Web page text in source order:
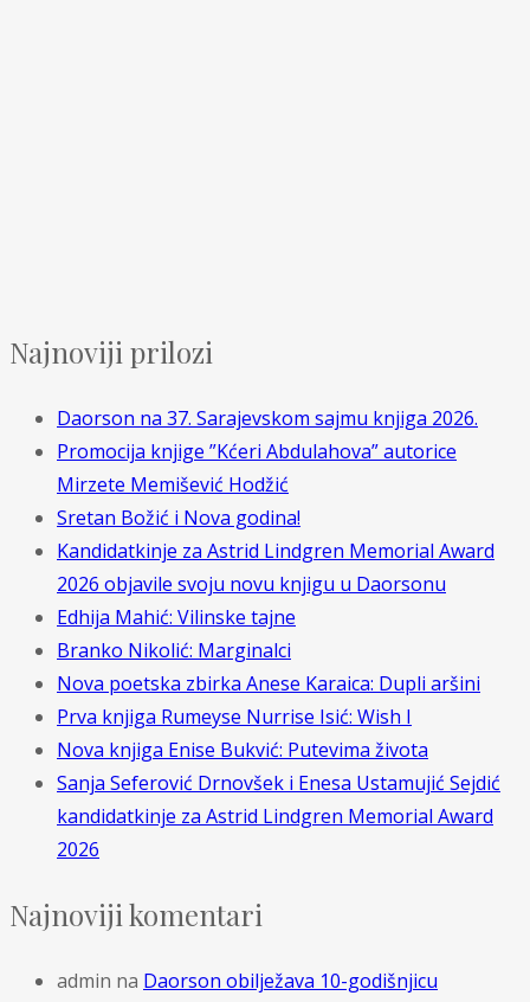
Najnoviji prilozi
Daorson na 37. Sarajevskom sajmu knjiga 2026.
Promocija knjige ”Kćeri Abdulahova” autorice
Mirzete Memišević Hodžić
Sretan Božić i Nova godina!
Kandidatkinje za Astrid Lindgren Memorial Award
2026 objavile svoju novu knjigu u Daorsonu
Edhija Mahić: Vilinske tajne
Branko Nikolić: Marginalci
Nova poetska zbirka Anese Karaica: Dupli aršini
Prva knjiga Rumeyse Nurrise Isić: Wish I
Nova knjiga Enise Bukvić: Putevima života
Sanja Seferović Drnovšek i Enesa Ustamujić Sejdić
kandidatkinje za Astrid Lindgren Memorial Award
2026
Najnoviji komentari
admin na Daorson obilježava 10-godišnjicu